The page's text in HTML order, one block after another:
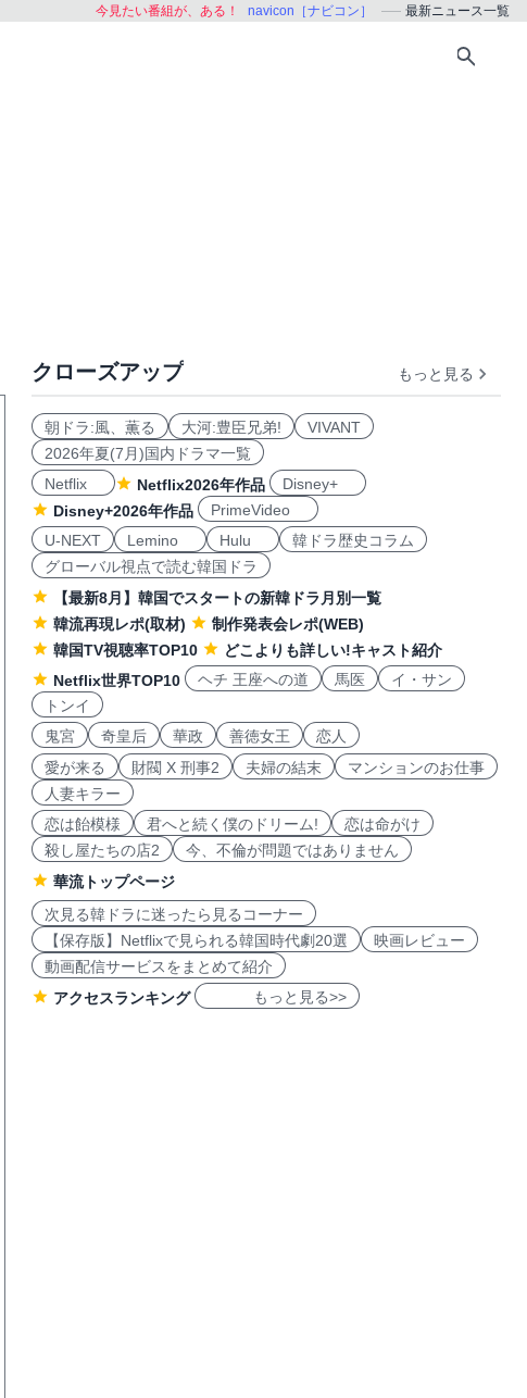
今見たい番組が、ある！ navicon［ナビコン］ 最新ニュース一覧
クローズアップ もっと見る
朝ドラ:風、薫る 大河:豊臣兄弟!
VIVANT
2026年夏(7月)国内ドラマ一覧
Netflix
Netflix2026年作品
Disney+
Disney+2026年作品
PrimeVideo
U-NEXT
Lemino Hulu
韓ドラ歴史コラム
グローバル視点で読む韓国ドラ
【最新8月】韓国でスタートの新韓ドラ月別一覧
韓流再現レポ(取材)
制作発表会レポ(WEB)
韓国TV視聴率TOP10
どこよりも詳しい!キャスト紹介
Netflix世界TOP10
ヘチ 王座への道 馬医
イ・サン
トンイ
鬼宮
奇皇后 華政 善徳女王
恋人
愛が来る
財閥 X 刑事2 夫婦の結末
マンションのお仕事
人妻キラー
恋は飴模様
君へと続く僕のドリーム!
恋は命がけ
殺し屋たちの店2
今、不倫が問題ではありません
華流トップページ
次見る韓ドラに迷ったら見るコーナー
【保存版】Netflixで見られる韓国時代劇20選
映画レビュー
動画配信サービスをまとめて紹介
アクセスランキング
もっと見る>>